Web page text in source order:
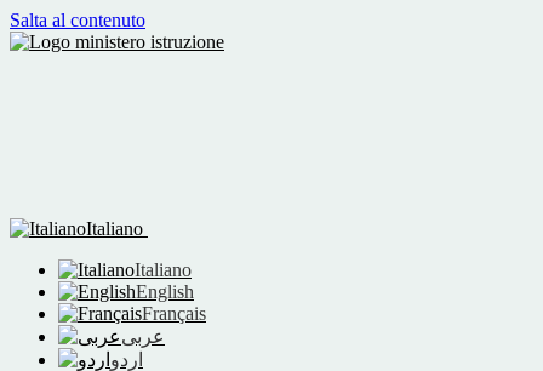
Salta al contenuto
Italiano
Italiano
English
Français
عربى
اردو